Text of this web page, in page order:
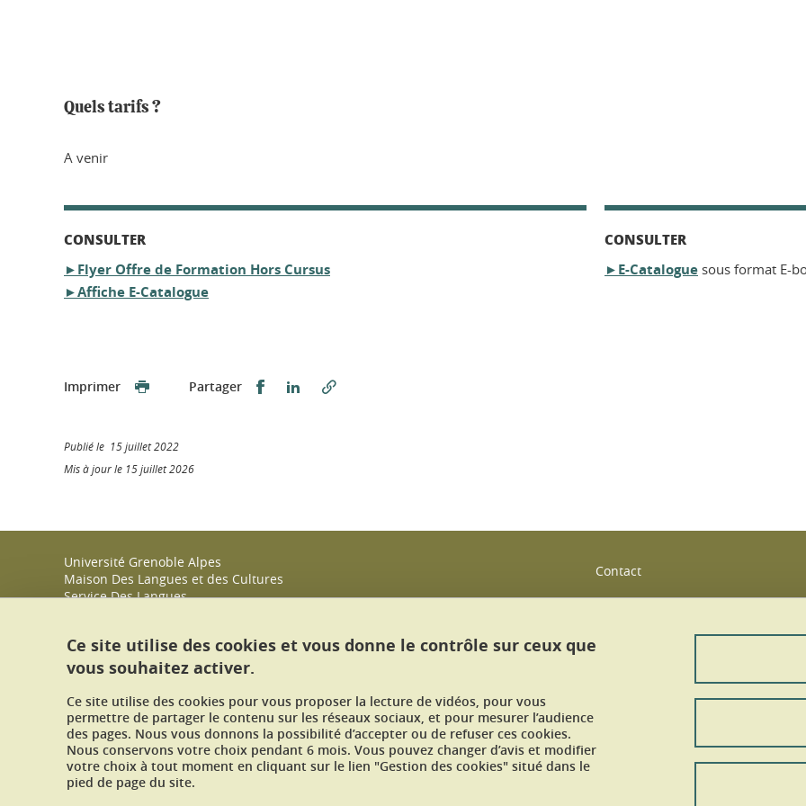
Quels tarifs ?
A venir
CONSULTER
►Flyer Offre de Formation Hors Cursus
►Affiche E-Catalogue
CONSULTER
►E-Catalogue sous format E-
Imprimer Partager Partager sur Facebook
Partager sur LinkedIn
Publié le 15 juillet 2022
Mis à jour le 15 juillet 2026
Université Grenoble Alpes
Maison Des Langues et des Cultures
Service Des Langues
Tél : +33 (0)4 56 52 10 50
Contact
Données personnelles
Gestion des cookies
Ce site utilise des cookies et vous donne le contrôle sur ceux que
vous souhaitez activer.
Ce site utilise des cookies pour vous proposer la lecture de vidéos, pour vous
permettre de partager le contenu sur les réseaux sociaux, et pour mesurer l’audience
des pages. Nous vous donnons la possibilité d’accepter ou de refuser ces cookies.
Nous conservons votre choix pendant 6 mois. Vous pouvez changer d’avis et modifier
votre choix à tout moment en cliquant sur le lien "Gestion des cookies" situé dans le
pied de page du site.